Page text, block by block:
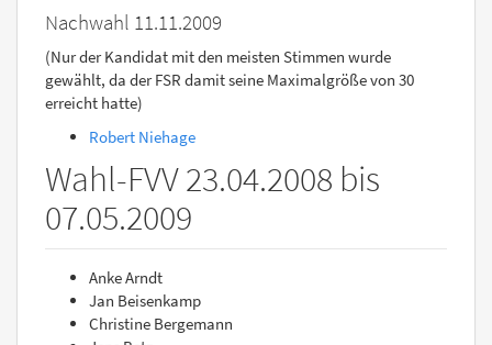
Nachwahl 11.11.2009
(Nur der Kandidat mit den meisten Stimmen wurde
gewählt, da der FSR damit seine Maximalgröße von 30
erreicht hatte)
Robert Niehage
Wahl-FVV 23.04.2008 bis
07.05.2009
Anke Arndt
Jan Beisenkamp
Christine Bergemann